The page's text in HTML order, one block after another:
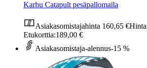
Karhu Catapult pesäpallomaila
Asiakasomistajahinta 160,65 €
Etukorttia:189,00 €
Asiakasomistaja-alennus-15 %